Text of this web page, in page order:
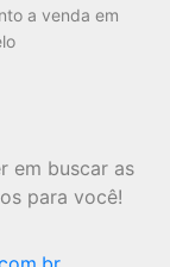
a venda em
em buscar as
para você!